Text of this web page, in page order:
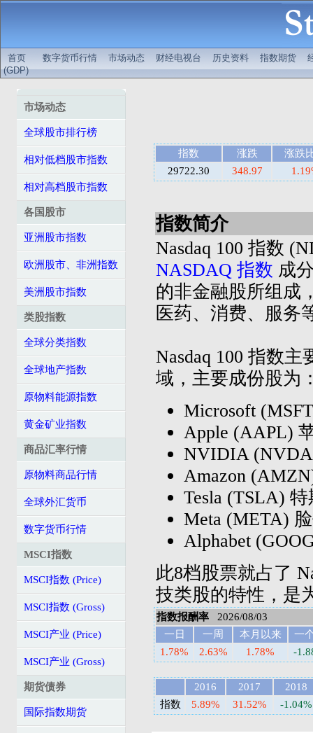
首页 数字货币行情 市场动态 财经电视台 历史资料 指数期货
(GDP)
市场动态
全球股市排行榜
相对低档股市指数
相对高档股市指数
各国股市
亚洲股市指数
欧洲股市、非洲指数
美洲股市指数
类股指数
全球分类指数
全球地产指数
原物料能源指数
黄金矿业指数
商品汇率行情
原物料商品行情
全球外汇货币
数字货币行情
MSCI指数
MSCI指数 (Price)
MSCI指数 (Gross)
MSCI产业 (Price)
MSCI产业 (Gross)
期货债券
国际指数期货
指数 涨跌
涨跌
29722.30
348.97
指数简介
Nasdaq 100 指数
NASDAQ 指数 成
的非金融股所组成
医药、消费、服务
Nasdaq 100 指数
域，主要成份股为
Microsoft
Apple (AAPL)
NVIDIA
Amazon
Tesla (TSLA)
Meta (META)
Alphabet
此8档股票就占了
技类股的特性，是
指数报酬率 2026/08/03
一日
一周 本月以来
一
1.78%
2.63% 1.78% -
2016 2017
2018
指数
5.89% 31.52% -1.04%